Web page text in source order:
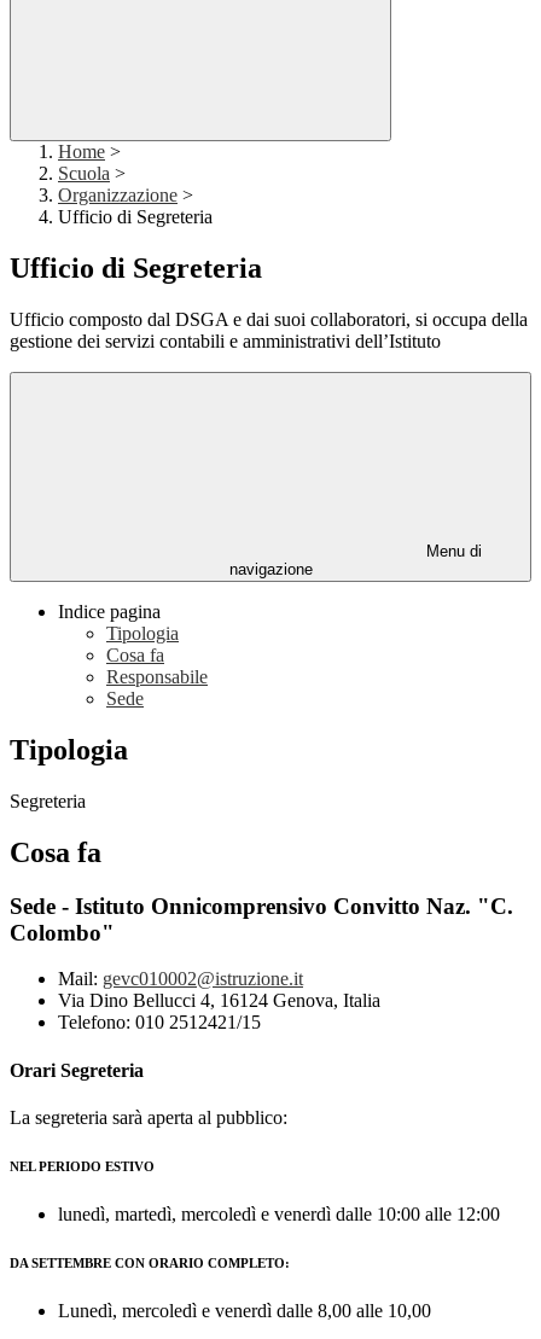
Home >
Scuola >
Organizzazione >
Ufficio di Segreteria
Ufficio di Segreteria
Ufficio composto dal DSGA e dai suoi collaboratori, si occupa della
gestione dei servizi contabili e amministrativi dell’Istituto
Menu di
navigazione
Indice pagina
Tipologia
Cosa fa
Responsabile
Sede
Tipologia
Segreteria
Cosa fa
Sede - Istituto Onnicomprensivo Convitto Naz. "C.
Colombo"
Mail: gevc010002@istruzione.it
Via Dino Bellucci 4, 16124 Genova, Italia
Telefono: 010 2512421/15
Orari Segreteria
La segreteria sarà aperta al pubblico:
NEL PERIODO ESTIVO
lunedì, martedì, mercoledì e venerdì dalle 10:00 alle 12:00
DA SETTEMBRE CON ORARIO COMPLETO:
Lunedì, mercoledì e venerdì dalle 8,00 alle 10,00